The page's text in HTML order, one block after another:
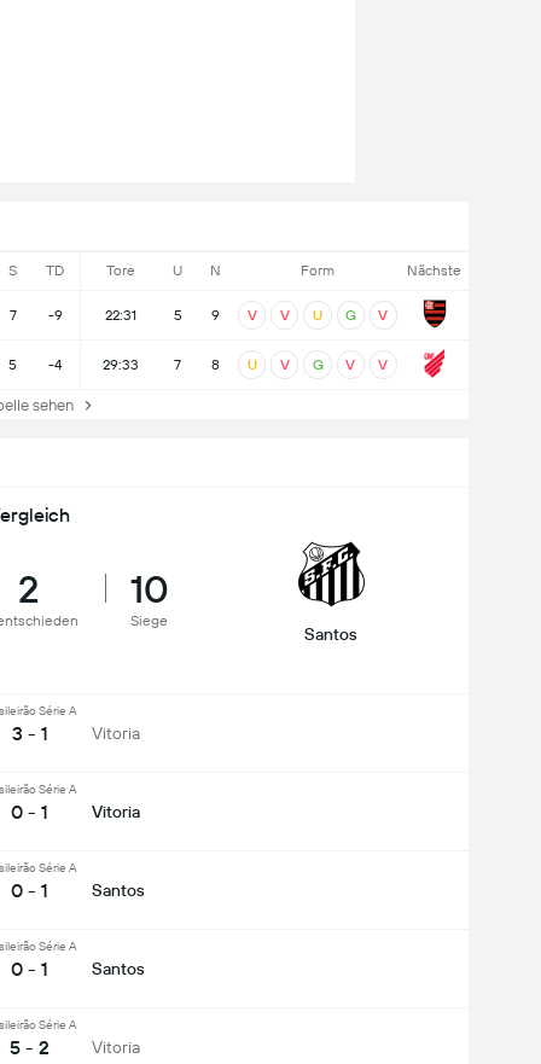
S TD Tore U N Form Nächste
7 -9 22:31 5 9 V V U G V
5 -4 29:33 7 8 U V G V V
sehen
2 10
Siege
Santos
Série A
3 - 1 Vitoria
Série A
0 - 1 Vitoria
Série A
0 - 1 Santos
Série A
0 - 1 Santos
Série A
5 - 2 Vitoria